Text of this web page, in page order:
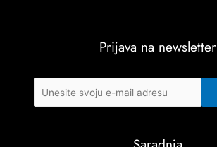
Prijava na newsletter